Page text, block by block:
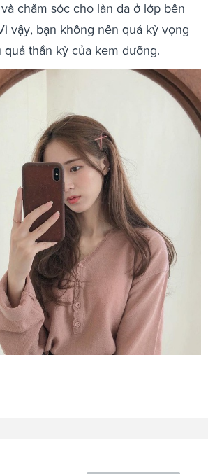
chăm sóc cho làn da ở lớp bên
vậy, bạn không nên quá kỳ vọng
thần kỳ của kem dưỡng.